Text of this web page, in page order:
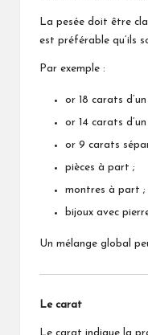
La pesée doit être
est préférable qu’ils
Par exemple :
or 18 carats
or 14 carats
or 9 carats
pièces à part ;
montres à part ;
bijoux avec
Un mélange global
Le carat
Le carat indique la